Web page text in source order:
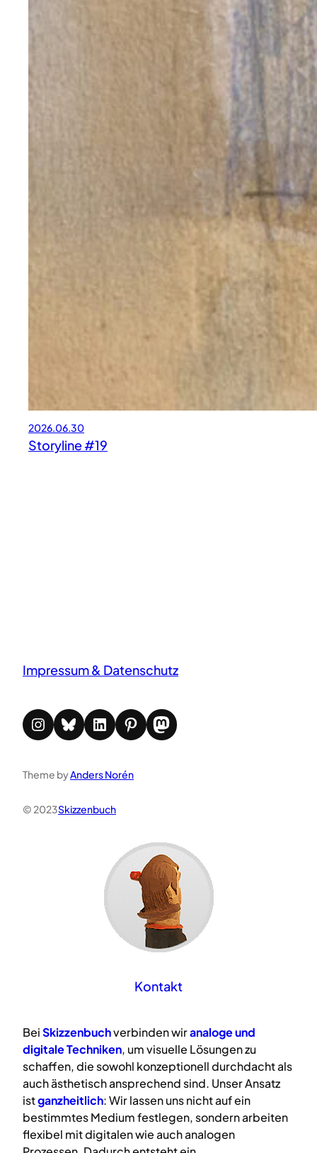
2026.06.30
Storyline #19
Impressum & Datenschutz
Instagram Bluesky LinkedIn Pinterest Mastodon
Theme byAnders Norén
© 2023Skizzenbuch
Kontakt
BeiSkizzenbuchverbinden wiranalogeund
digitaleTechniken, um visuelle Lösungen zu
schaffen, die sowohl konzeptionell durchdacht als
auch ästhetisch ansprechend sind. Unser Ansatz
istganzheitlich: Wir lassen uns nicht auf ein
bestimmtes Medium festlegen, sondern arbeiten
flexibel mit digitalen wie auch analogen